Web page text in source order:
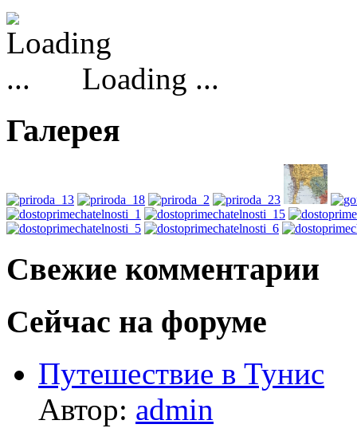
Loading ...
Галерея
Свежие комментарии
Сейчас на форуме
Путешествие в Тунис
Автор: admin